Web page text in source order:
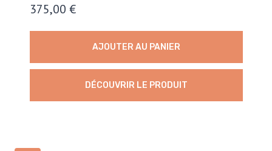
375,00 €
AJOUTER AU PANIER
DÉCOUVRIR LE PRODUIT